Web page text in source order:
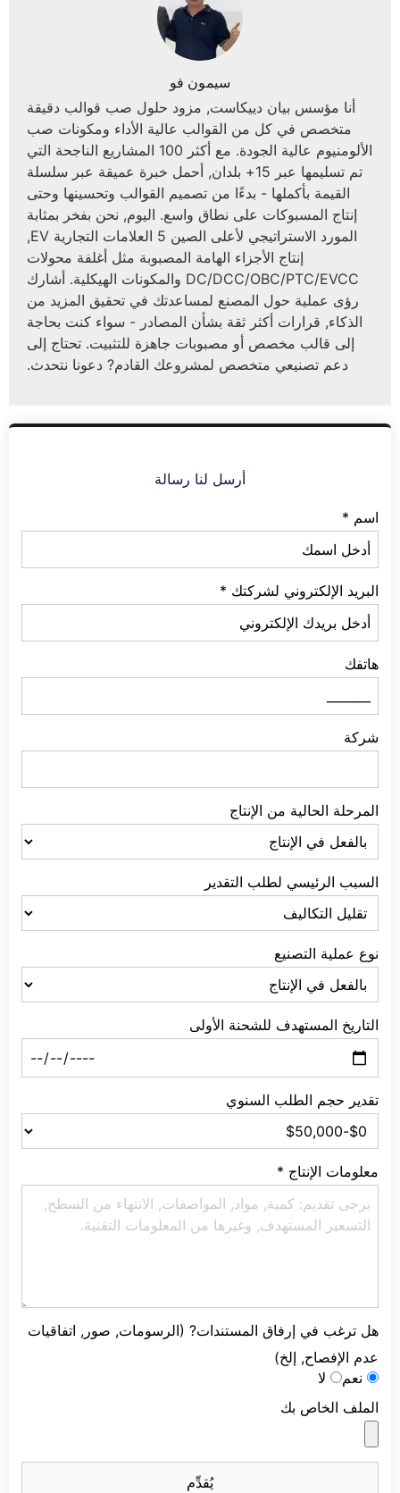
سيمون فو
أنا مؤسس بيان دييكاست, مزود حلول صب قوالب دقيقة
متخصص في كل من القوالب عالية الأداء ومكونات صب
الألومنيوم عالية الجودة. مع أكثر 100 المشاريع الناجحة التي
تم تسليمها عبر 15+ بلدان, أحمل خبرة عميقة عبر سلسلة
القيمة بأكملها - بدءًا من تصميم القوالب وتحسينها وحتى
إنتاج المسبوكات على نطاق واسع. اليوم, نحن بفخر بمثابة
المورد الاستراتيجي لأعلى الصين 5 العلامات التجارية EV,
إنتاج الأجزاء الهامة المصبوبة مثل أغلفة محولات
DC/DCC/OBC/PTC/EVCC والمكونات الهيكلية. أشارك
رؤى عملية حول المصنع لمساعدتك في تحقيق المزيد من
الذكاء, قرارات أكثر ثقة بشأن المصادر - سواء كنت بحاجة
إلى قالب مخصص أو مصبوبات جاهزة للتثبيت. تحتاج إلى
دعم تصنيعي متخصص لمشروعك القادم? دعونا نتحدث.
أرسل لنا رسالة
اسم *
البريد الإلكتروني لشركتك *
هاتفك
شركة
المرحلة الحالية من الإنتاج
السبب الرئيسي لطلب التقدير
نوع عملية التصنيع
التاريخ المستهدف للشحنة الأولى
تقدير حجم الطلب السنوي
معلومات الإنتاج *
هل ترغب في إرفاق المستندات? (الرسومات, صور, اتفاقيات
عدم الإفصاح, إلخ)
نعم
لا
الملف الخاص بك
يُقدِّم